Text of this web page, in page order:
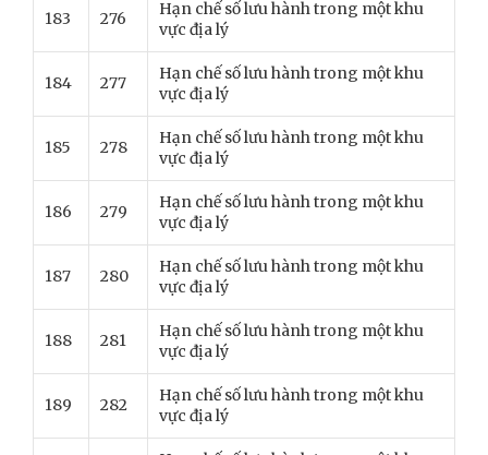
183 276
Hạn chế số lưu hành trong một khu
vực địa lý
184 277
Hạn chế số lưu hành trong một khu
vực địa lý
185 278
Hạn chế số lưu hành trong một khu
vực địa lý
186 279
Hạn chế số lưu hành trong một khu
vực địa lý
187 280
Hạn chế số lưu hành trong một khu
vực địa lý
188 281
Hạn chế số lưu hành trong một khu
vực địa lý
189 282
Hạn chế số lưu hành trong một khu
vực địa lý